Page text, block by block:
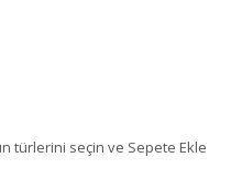
türlerini seçin ve Sepete Ekle